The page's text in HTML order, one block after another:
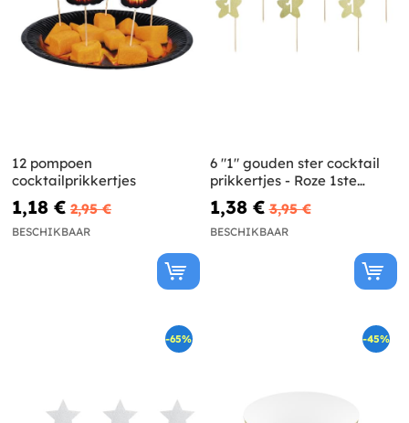
12 pompoen
cocktailprikkertjes
1,18 € 2,95 €
BESCHIKBAAR
6 "1" gouden ster cocktail
prikkertjes - Roze 1ste
Verjaardag
1,38 € 3,95 €
BESCHIKBAAR
-65% -45%